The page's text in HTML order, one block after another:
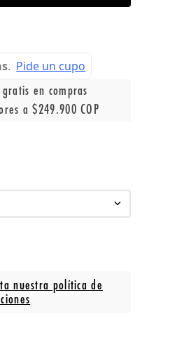
gratis en compras
a $249.900 COP
nuestra política de